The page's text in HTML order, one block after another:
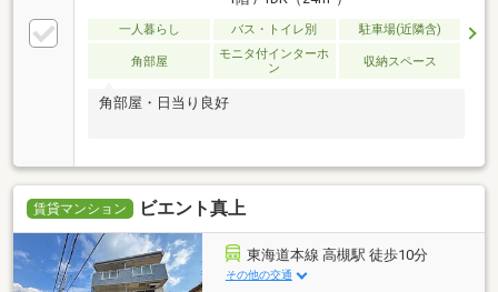
一人暮らし バス・トイレ別 駐車場(近隣含)
角部屋
モニタ付インターホ
ン
収納スペース
角部屋・日当り良好
賃貸マンション ビエント真上
東海道本線 高槻駅 徒歩10分
その他の交通